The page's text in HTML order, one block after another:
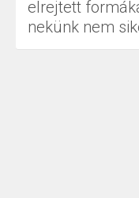
elrejtett
nekünk nem